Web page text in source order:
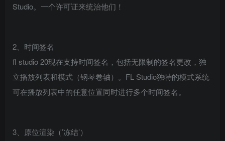
Studio。一个许可证来统治他们！
2、时间签名
fl studio 20现在支持时间签名，包括无限制的签名更改，独
立播放列表和模式（钢琴卷轴）。FL Studio独特的模式系统
可在播放列表中的任意位置同时进行多个时间签名。
3、原位渲染（’冻结’）